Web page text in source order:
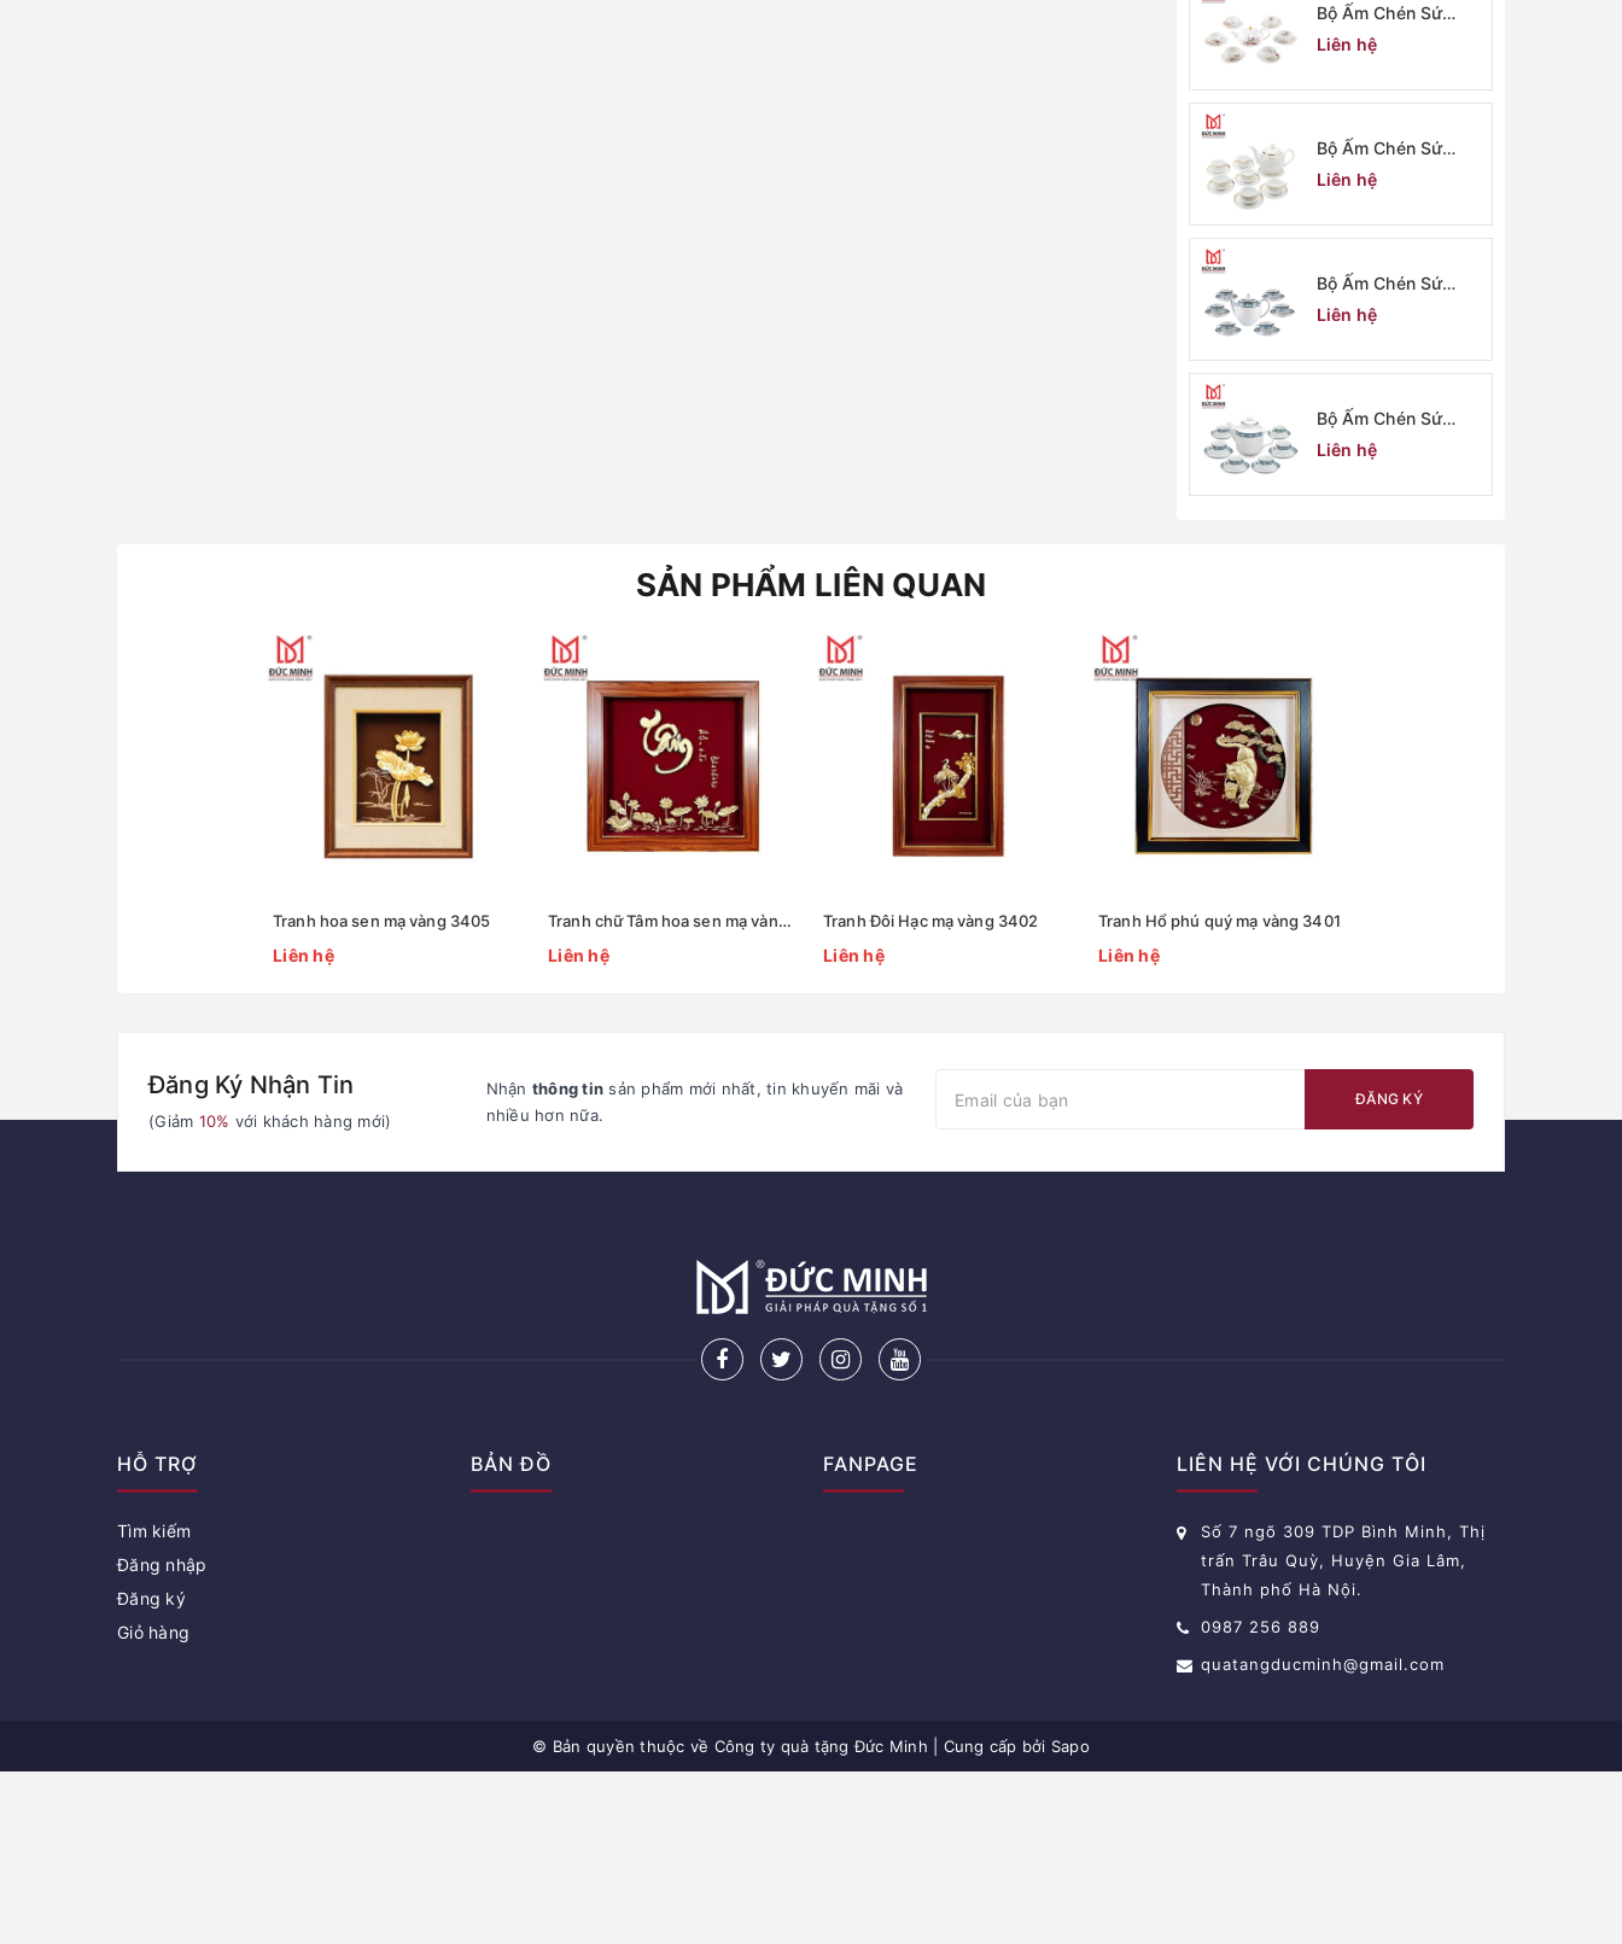
Bộ Ấm Chén Sứ
Minh Long 2909
Liên hệ
Bộ Ấm Chén Sứ
Minh Long 2908
Liên hệ
Bộ Ấm Chén Sứ
Minh Long 2907
Liên hệ
Bộ Ấm Chén Sứ
Minh Long 2906
Liên hệ
SẢN PHẨM LIÊN QUAN
Tranh hoa sen mạ vàng 3405
Liên hệ
Tranh chữ Tâm hoa sen mạ vàng 3403
Liên hệ
Tranh Đôi Hạc mạ vàng 3402
Liên hệ
Tranh Hổ phú quý mạ vàng 3401
Liên hệ
Đăng Ký Nhận Tin
(Giảm 10% với khách hàng mới)
Nhận thông tin sản phẩm mới nhất, tin khuyến mãi và
nhiều hơn nữa.
ĐĂNG KÝ
HỖ TRỢ
Tìm kiếm
Đăng nhập
Đăng ký
Giỏ hàng
BẢN ĐỒ FANPAGE LIÊN HỆ VỚI CHÚNG TÔI
Số 7 ngõ 309 TDP Bình Minh, Thị
trấn Trâu Quỳ, Huyện Gia Lâm,
Thành phố Hà Nội.
0987 256 889
quatangducminh@gmail.com
© Bản quyền thuộc về Công ty quà tặng Đức Minh Cung cấp bởi Sapo